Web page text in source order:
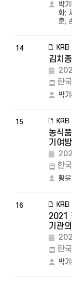
박
화;
훈;
14 KREI
김치
한
박
15 KREI
농식
기여
한
황윤
16 KREI
2021
기관
한
박